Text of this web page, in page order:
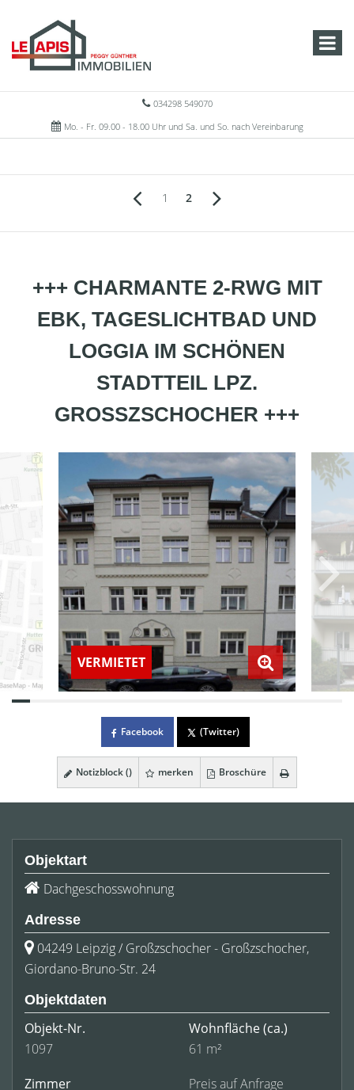
034298 549070
Mo. - Fr. 09.00 - 18.00 Uhr und Sa. und So. nach Vereinbarung
1 2
+++ CHARMANTE 2-RWG MIT
EBK, TAGESLICHTBAD UND
LOGGIA IM SCHÖNEN
STADTTEIL LPZ.
GROSSZSCHOCHER +++
VERMIETET
Facebook (Twitter)
Notizblock () merken Broschüre
Objektart
Dachgeschosswohnung
Adresse
04249 Leipzig / Großzschocher - Großzschocher,
Giordano-Bruno-Str. 24
Objektdaten
Objekt-Nr.
1097
Wohnfläche(ca.)
61 m²
Zimmer
Preis auf Anfrage